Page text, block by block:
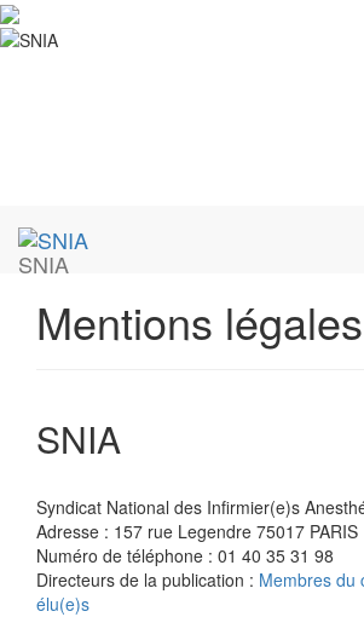
SNIA
Mentions légales
SNIA
Syndicat National des Infirmier(e)s
Adresse : 157 rue Legendre 75017 PARIS
Numéro de téléphone : 01 40 35 31 98
Directeurs de la publication : Membres du
élu(e)s